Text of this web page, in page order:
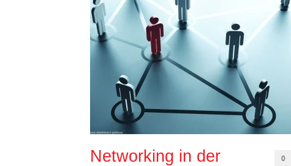
Networking in der
0